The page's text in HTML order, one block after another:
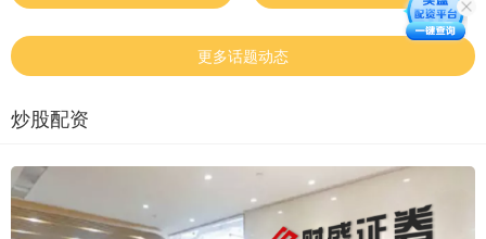
更多话题动态
炒股配资